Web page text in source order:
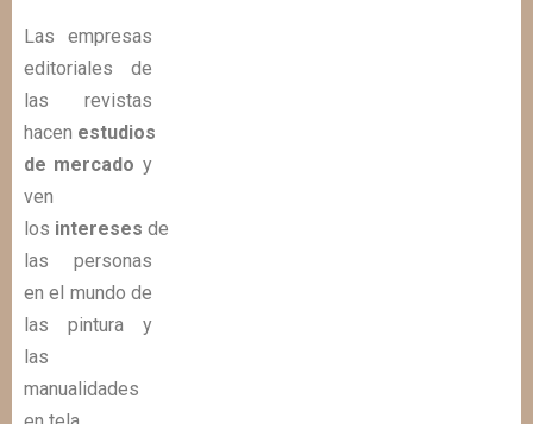
Las empresas
editoriales de
las revistas
hacen estudios
de mercado y
ven
los intereses de
las personas
en el mundo de
las pintura y
las
manualidades